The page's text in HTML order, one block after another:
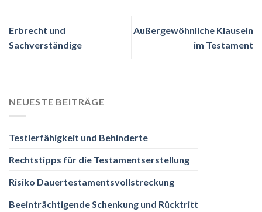
Erbrecht und
Sachverständige
Außergewöhnliche Klauseln
im Testament
NEUESTE BEITRÄGE
Testierfähigkeit und Behinderte
Rechtstipps für die Testamentserstellung
Risiko Dauertestamentsvollstreckung
Beeinträchtigende Schenkung und Rücktritt